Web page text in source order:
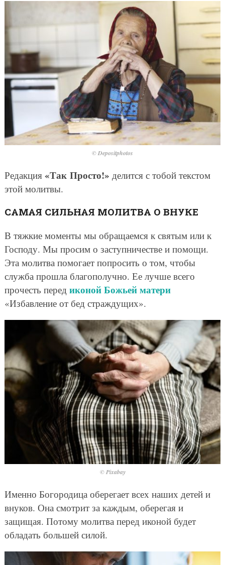
© Depositphotos
Редакция «Так Просто!» делится с тобой текстом
этой молитвы.
САМАЯ СИЛЬНАЯ МОЛИТВА О ВНУКЕ
В тяжкие моменты мы обращаемся к святым или к
Господу. Мы просим о заступничестве и помощи.
Эта молитва помогает попросить о том, чтобы
служба прошла благополучно. Ее лучше всего
прочесть перед иконой Божьей матери
«Избавление от бед страждущих».
© Pixabay
Именно Богородица оберегает всех наших детей и
внуков. Она смотрит за каждым, оберегая и
защищая. Потому молитва перед иконой будет
обладать большей силой.